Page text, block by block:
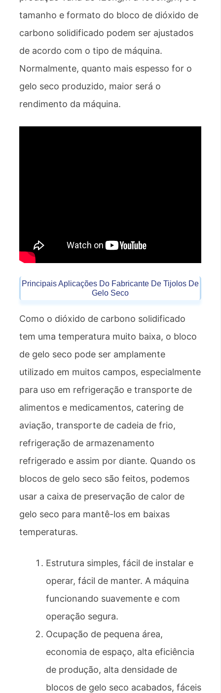
tamanho e formato do bloco de dióxido de
carbono solidificado podem ser ajustados
de acordo com o tipo de máquina.
Normalmente, quanto mais espesso for o
gelo seco produzido, maior será o
rendimento da máquina.
Principais Aplicações Do Fabricante De Tijolos De
Gelo Seco
Como o dióxido de carbono solidificado
tem uma temperatura muito baixa, o bloco
de gelo seco pode ser amplamente
utilizado em muitos campos, especialmente
para uso em refrigeração e transporte de
alimentos e medicamentos, catering de
aviação, transporte de cadeia de frio,
refrigeração de armazenamento
refrigerado e assim por diante. Quando os
blocos de gelo seco são feitos, podemos
usar a caixa de preservação de calor de
gelo seco para mantê-los em baixas
temperaturas.
Estrutura simples, fácil de instalar e
operar, fácil de manter. A máquina
funcionando suavemente e com
operação segura.
Ocupação de pequena área,
economia de espaço, alta eficiência
de produção, alta densidade de
blocos de gelo seco acabados, fáceis